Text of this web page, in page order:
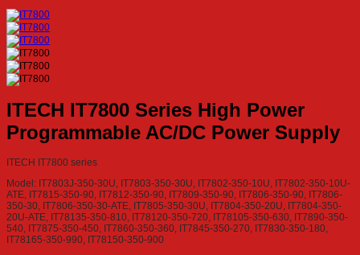
ITECH IT7800 Series High Power
Programmable AC/DC Power Supply
ITECH IT7800 series
Model: IT7803J-350-30U, IT7803-350-30U, IT7802-350-10U, IT7802-350-10U-
ATE, IT7815-350-90, IT7812-350-90, IT7809-350-90, IT7806-350-90, IT7806-
350-30, IT7806-350-30-ATE, IT7805-350-30U, IT7804-350-20U, IT7804-350-
20U-ATE, IT78135-350-810, IT78120-350-720, IT78105-350-630, IT7890-350-
540, IT7875-350-450, IT7860-350-360, IT7845-350-270, IT7830-350-180,
IT78165-350-990, IT78150-350-900